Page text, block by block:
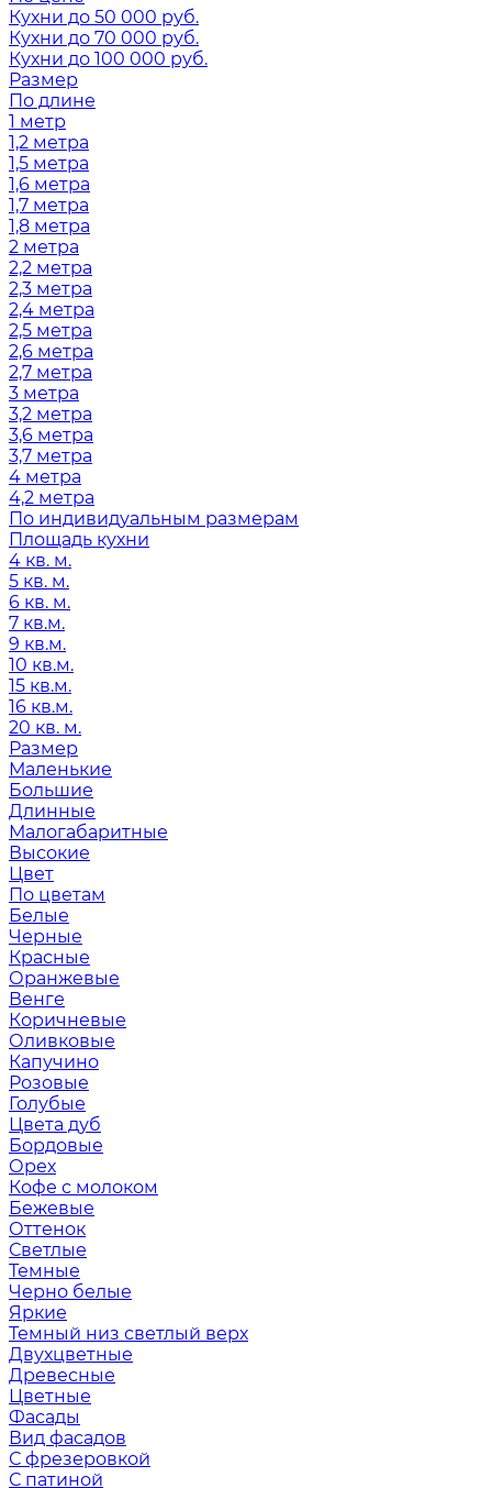
Кухни до 50 000 руб.
Кухни до 70 000 руб.
Кухни до 100 000 руб.
Размер
По длине
1 метр
1,2 метра
1,5 метра
1,6 метра
1,7 метра
1,8 метра
2 метра
2,2 метра
2,3 метра
2,4 метра
2,5 метра
2,6 метра
2,7 метра
3 метра
3,2 метра
3,6 метра
3,7 метра
4 метра
4,2 метра
По индивидуальным размерам
Площадь кухни
4 кв. м.
5 кв. м.
6 кв. м.
7 кв.м.
9 кв.м.
10 кв.м.
15 кв.м.
16 кв.м.
20 кв. м.
Размер
Маленькие
Большие
Длинные
Малогабаритные
Высокие
Цвет
По цветам
Белые
Черные
Красные
Оранжевые
Венге
Коричневые
Оливковые
Капучино
Розовые
Голубые
Цвета дуб
Бордовые
Орех
Кофе с молоком
Бежевые
Оттенок
Светлые
Темные
Черно белые
Яркие
Темный низ светлый верх
Двухцветные
Древесные
Цветные
Фасады
Вид фасадов
С фрезеровкой
С патиной